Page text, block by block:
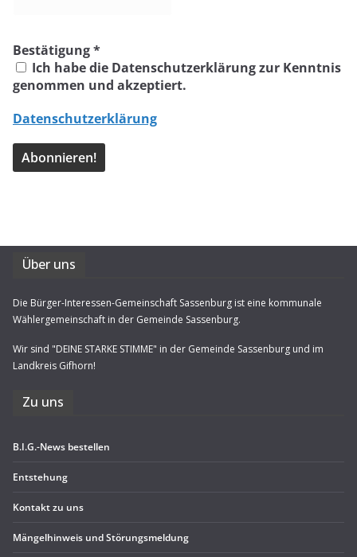
Bestätigung*
Ich habe die Datenschutzerklärung zur Kenntnis
genommen und akzeptiert.
Datenschutzerklärung
Über uns
Die Bürger-Interessen-Gemeinschaft Sassenburg ist eine kommunale
Wählergemeinschaft in der Gemeinde Sassenburg.
Wir sind "DEINE STARKE STIMME" in der Gemeinde Sassenburg und im
Landkreis Gifhorn!
Zu uns
B.I.G.-News bestel­len
Ent­ste­hung
Kon­takt zu uns
Män­gel­hin­weis und Störungsmeldung